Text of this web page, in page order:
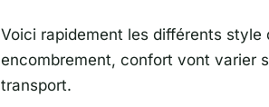
Voici rapidement les différents style
encombrement, confort vont varier
transport.